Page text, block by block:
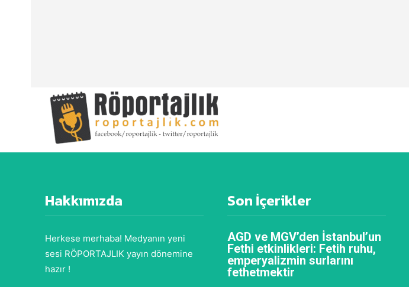
Hakkımızda
Herkese merhaba! Medyanın yeni
sesi RÖPORTAJLIK yayın dönemine
hazır !
Son İçerikler
AGD ve MGV’den İstanbul’un
Fethi etkinlikleri: Fetih ruhu,
emperyalizmin surlarını
fethetmektir